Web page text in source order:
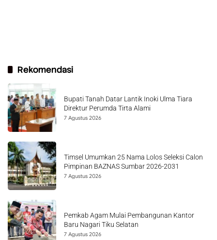
Rekomendasi
Bupati Tanah Datar Lantik Inoki Ulma Tiara
Direktur Perumda Tirta Alami
7 Agustus 2026
Timsel Umumkan 25 Nama Lolos Seleksi Calon
Pimpinan BAZNAS Sumbar 2026-2031
7 Agustus 2026
Pemkab Agam Mulai Pembangunan Kantor
Baru Nagari Tiku Selatan
7 Agustus 2026